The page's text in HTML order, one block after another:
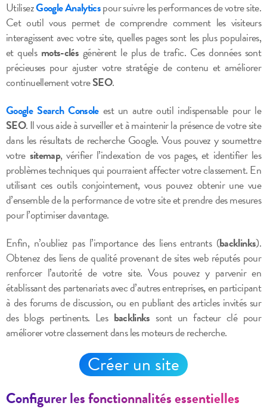
UtilisezGoogle Analyticspour suivre les performances de votre site.
Cet outil vous permet de comprendre comment les visiteurs
interagissent avec votre site, quelles pages sont les plus populaires,
et quels mots-clés génèrent le plus de trafic. Ces données sont
précieuses pour ajuster votre stratégie de contenu et améliorer
continuellement votreSEO.
Google Search Consoleest un autre outil indispensable pour le
SEO. Il vous aide à surveiller et à maintenir la présence de votre site
dans les résultats de recherche Google. Vous pouvez y soumettre
votre sitemap, vérifier l’indexation de vos pages, et identifier les
problèmes techniques qui pourraient affecter votre classement. En
utilisant ces outils conjointement, vous pouvez obtenir une vue
d’ensemble de la performance de votre site et prendre des mesures
pour l’optimiser davantage.
Enfin, n’oubliez pas l’importance des liens entrants (backlinks).
Obtenez des liens de qualité provenant de sites web réputés pour
renforcer l’autorité de votre site. Vous pouvez y parvenir en
établissant des partenariats avec d’autres entreprises, en participant
à des forums de discussion, ou en publiant des articles invités sur
des blogs pertinents. Les backlinks sont un facteur clé pour
améliorer votre classement dans les moteurs de recherche.
Créer un site
Configurer les fonctionnalités essentielles